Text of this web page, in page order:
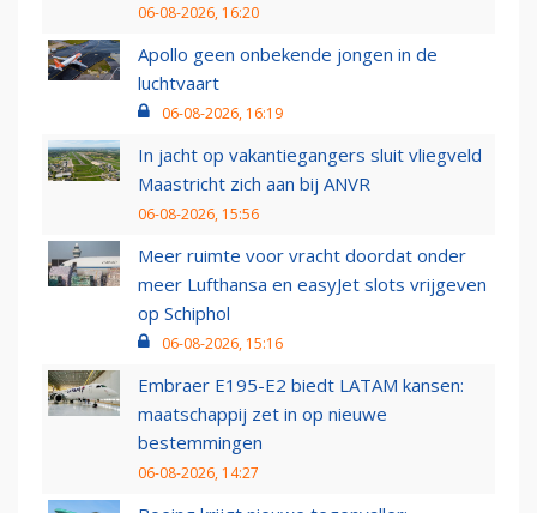
06-08-2026, 16:20
Apollo geen onbekende jongen in de
luchtvaart
06-08-2026, 16:19
In jacht op vakantiegangers sluit vliegveld
Maastricht zich aan bij ANVR
06-08-2026, 15:56
Meer ruimte voor vracht doordat onder
meer Lufthansa en easyJet slots vrijgeven
op Schiphol
06-08-2026, 15:16
Embraer E195-E2 biedt LATAM kansen:
maatschappij zet in op nieuwe
bestemmingen
06-08-2026, 14:27